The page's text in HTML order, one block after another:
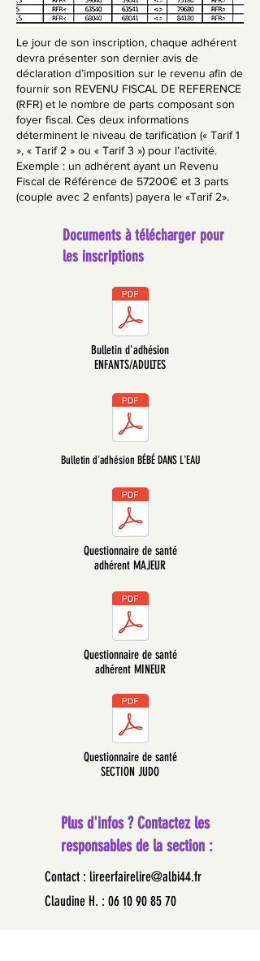
Le jour de son inscription, chaque adhérent
devra présenter son dernier avis de
déclaration d’imposition sur le revenu afin de
fournir son REVENU FISCAL DE REFERENCE
(RFR) et le nombre de parts composant son
foyer fiscal. Ces deux informations
déterminent le niveau de tarification (« Tarif 1
», « Tarif 2 » ou « Tarif 3 ») pour l’activité.
Exemple : un adhérent ayant un Revenu
Fiscal de Référence de 57200€ et 3 parts
(couple avec 2 enfants) payera le «Tarif 2».
Documents à télécharger pour
les inscriptions
Bulletin d'adhésion
ENFANTS/ADULTES
Bulletin d'adhésion BÉBÉ DANS L'EAU
Questionnaire de santé
adhérent MAJEUR
Questionnaire de santé
adhérent MINEUR
Questionnaire de santé
SECTION JUDO
Plus d'infos ? Contactez les
responsables de la section :
Contact : lireerfairelire@albi44.fr
Claudine H. : 06 10 90 85 70